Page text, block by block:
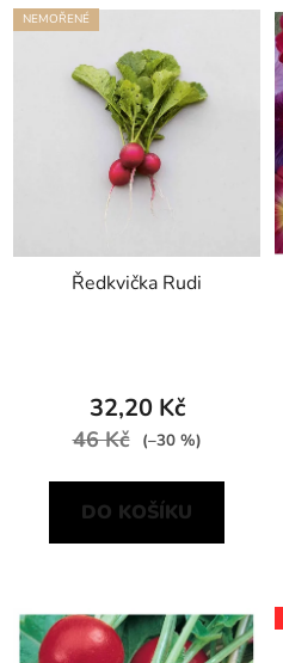
NEMOŘENÉ
Ředkvička Rudi
32,20 Kč
46 Kč (–30 %)
DO KOŠÍKU